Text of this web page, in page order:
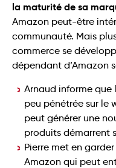
la maturité de sa
Amazon peut-être
communauté. Mais
commerce se
dépendant d’Amazon
Arnaud informe
peu pénétrée sur le
peut générer une
produits démarrent
Pierre met en
Amazon qui peut